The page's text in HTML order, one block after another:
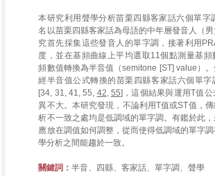
本研究利用聲學分析苗栗四縣客家話六個單字
名以苗栗四縣客家話為母語的中年層發音人（
究首先採集這些發音人的單字調，接著利用
度，並在基頻曲線上平均選取11個點測量基頻
頻數值轉換為半音值（semitone [ST] value）。
經半音值公式轉換的苗栗四縣客家話六個單字
[34, 31, 41, 55, 42, 55]，這個結果與運用T值
異不大。本研究發現，不論利用T值或ST值，
析不一致之處均是低調域的單字調。有鑑於此
應放在調值如何調整，從而使得低調域的單字
學分析之間能趨於一致。
關鍵詞：半音、四縣、客家話、單字調、聲學